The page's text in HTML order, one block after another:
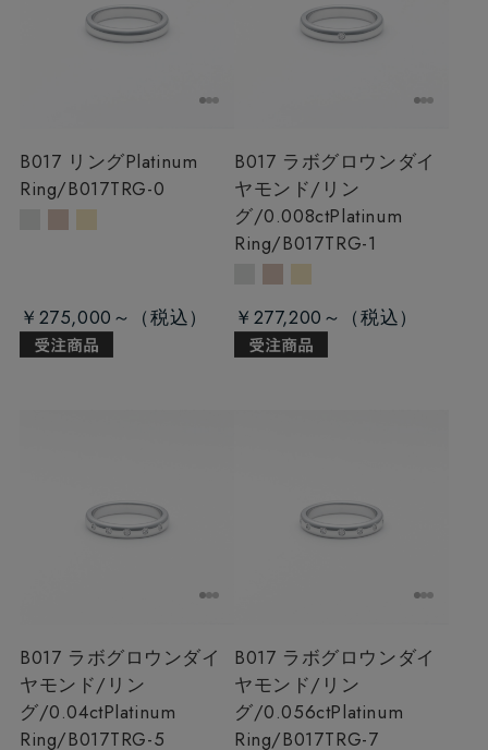
B017 リングPlatinum
Ring/B017TRG-0
￥275,000～
B017 ラボグロウンダイ
ヤモンド/リン
グ/0.008ctPlatinum
Ring/B017TRG-1
￥277,200～
B017 ラボグロウンダイ
ヤモンド/リン
グ/0.04ctPlatinum
Ring/B017TRG-5
B017 ラボグロウンダイ
ヤモンド/リン
グ/0.056ctPlatinum
Ring/B017TRG-7